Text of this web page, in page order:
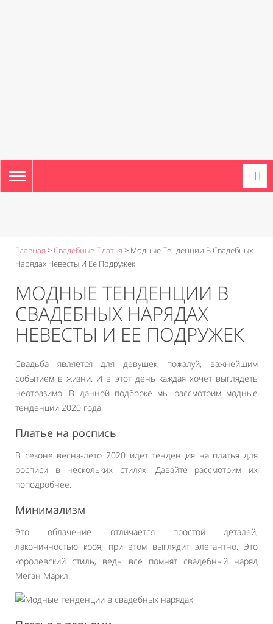
TOGGLE
NAVIGATION
Главная >Свадебные Платья > Модные Тенденции В Свадебных
Нарядах Невесты И Ее Подружек
МОДНЫЕ ТЕНДЕНЦИИ В
СВАДЕБНЫХ НАРЯДАХ
НЕВЕСТЫ И ЕЕ ПОДРУЖЕК
Свадьба является для девушек, пожалуй, важнейшим
событием в жизни. И в этот день каждая хочет выглядеть
неотразимо. В данной подборке мы рассмотрим модные
тенденции 2020 года.
Платье на роспись
В сезоне весна-лето 2020 идёт тенденция на платья для
росписи в нескольких стилях. Давайте рассмотрим их
поподробнее.
Минимализм
Это облачение отличается простой деталей,
лаконичностью кроя, при этом выглядит элегантно. Это
королевский стиль, ведь все помнят свадебный наряд
Меган Маркл.